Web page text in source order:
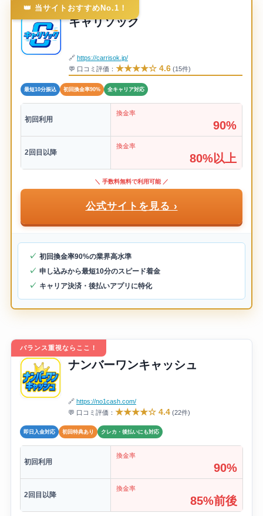
👑 当サイトおすすめNo.1！
キャリソック
🔗 https://carrisok.jp/
💬 口コミ評価： ★★★★☆ 4.6(15件)
最短10分振込 初回換金率90% 全キャリア対応
初回利用
換金率
90%
2回目以降
換金率
80%以上
＼ 手数料無料で利用可能 ／
公式サイトを見る ›
初回換金率90%の業界高水準
申し込みから最短10分のスピード着金
キャリア決済・後払いアプリに特化
バランス重視ならここ！
ナンバーワンキャッシュ
🔗 https://no1cash.com/
💬 口コミ評価： ★★★★☆ 4.4(22件)
即日入金対応 初回特典あり クレカ・後払いにも対応
初回利用
換金率
90%
2回目以降
換金率
85%前後